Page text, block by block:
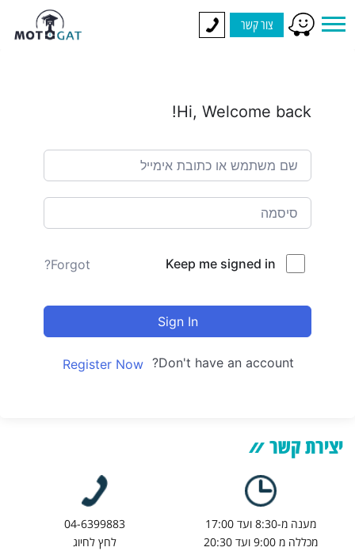
צור קשר
Hi, Welcome back!
Keep me signed in
Forgot?
Sign In
Don't have an account?
Register Now
יצירת קשר
מענה מ-8:30 ועד 17:00
מכללה מ 9:00 ועד 20:30
04-6399883
לחץ לחיוג